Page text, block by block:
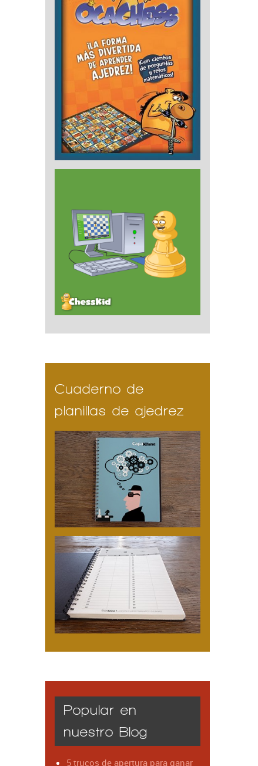
Cuaderno de
planillas de ajedrez
Popular en
nuestro Blog
5 trucos de apertura para ganar